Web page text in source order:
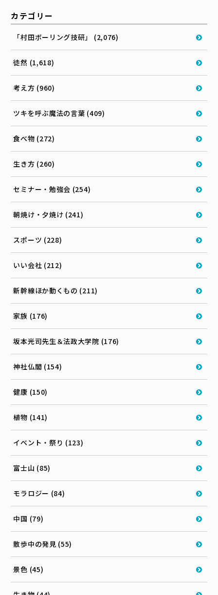
カテゴリー
「村田ボーリング技研」 (2,076)
徒然 (1,618)
考え方 (960)
ツキを呼ぶ魔法の言葉 (409)
食べ物 (272)
生き方 (260)
セミナー・勉強会 (254)
朝焼け・夕焼け (241)
スポーツ (228)
いい会社 (212)
新幹線ほか動くもの (211)
家族 (176)
坂本光司先生＆法政大学院 (176)
神社仏閣 (154)
健康 (150)
植物 (141)
イベント・祭り (123)
富士山 (85)
モラロジー (84)
中国 (79)
散歩中の発見 (55)
景色 (45)